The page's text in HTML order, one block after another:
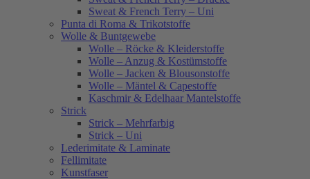
Sweat & French Terry – Uni
Punta di Roma & Trikotstoffe
Wolle & Buntgewebe
Wolle – Röcke & Kleiderstoffe
Wolle – Anzug & Kostümstoffe
Wolle – Jacken & Blousonstoffe
Wolle – Mäntel & Capestoffe
Kaschmir & Edelhaar Mantelstoffe
Strick
Strick – Mehrfarbig
Strick – Uni
Lederimitate & Laminate
Fellimitate
Kunstfaser